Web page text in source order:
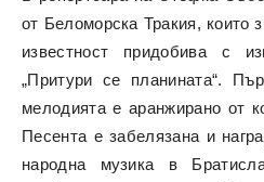
от Беломорска Тракия, които
известност придобива с
„Притури се планината“.
мелодията е аранжирано от
Песента е забелязана и
народна музика в